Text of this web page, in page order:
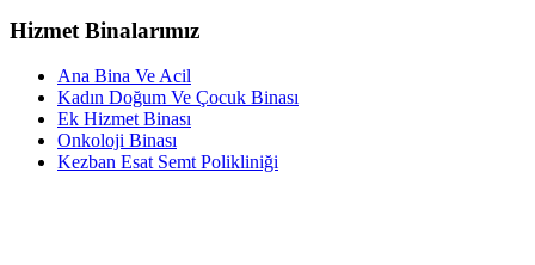
Hizmet Binalarımız
Ana Bina Ve Acil
Kadın Doğum Ve Çocuk Binası
Ek Hizmet Binası
Onkoloji Binası
Kezban Esat Semt Polikliniği